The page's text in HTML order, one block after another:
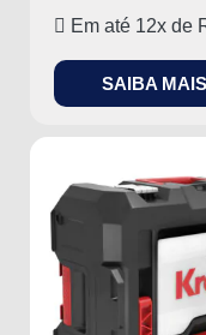
Em até 12x de
SAIBA MAIS